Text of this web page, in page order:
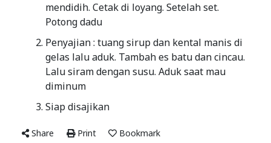
mendidih. Cetak di loyang. Setelah set.
Potong dadu
Penyajian : tuang sirup dan kental manis di
gelas lalu aduk. Tambah es batu dan cincau.
Lalu siram dengan susu. Aduk saat mau
diminum
Siap disajikan
Share Print Bookmark